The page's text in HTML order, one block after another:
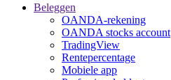
Beleggen
OANDA-rekening
OANDA stocks account
TradingView
Rentepercentage
Mobiele app